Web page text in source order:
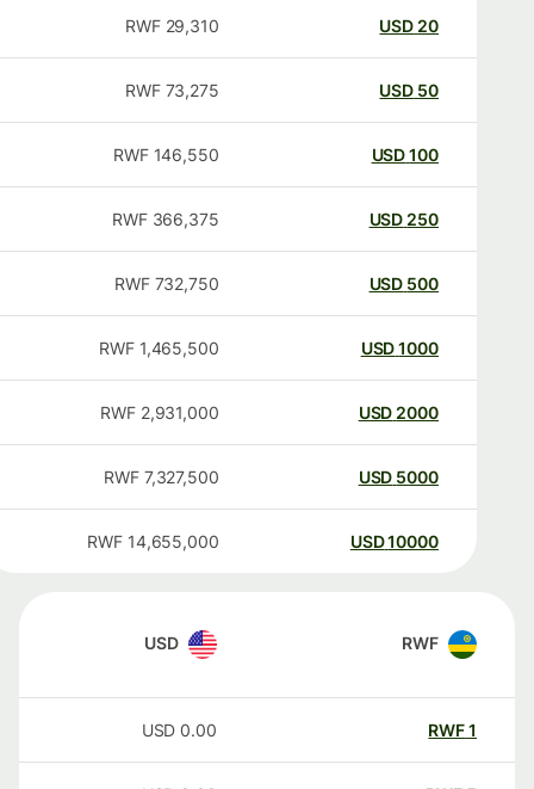
20
USD
29,310
RWF
50
USD
73,275
RWF
100
USD
146,550
RWF
250
USD
366,375
RWF
500
USD
732,750
RWF
1000
USD
1,465,500
RWF
2000
USD
2,931,000
RWF
5000
USD
7,327,500
RWF
10000
USD
14,655,000
RWF
RWF
USD
RWF
0.00
USD